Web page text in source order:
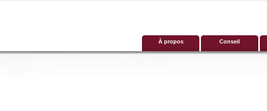
À propos Conseil